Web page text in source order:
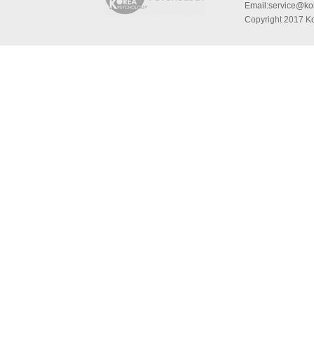
Copyright 2017